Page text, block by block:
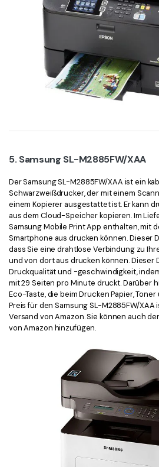
5. Samsung SL-M2885FW/XAA
Der Samsung SL-M2885FW/XAA ist ein
Schwarzweißdrucker, der mit einem
einem Kopierer ausgestattet ist. Er kann
aus dem Cloud-Speicher kopieren. Im
Samsung Mobile Print App enthalten, mit
Smartphone aus drucken können. Dieser
dass Sie eine drahtlose Verbindung zu
und von dort aus drucken können. Dieser
Druckqualität und -geschwindigkeit,
mit 29 Seiten pro Minute druckt. Darüber
Eco-Taste, die beim Drucken Papier,
Preis für den Samsung SL-M2885FW/XAA
Versand von Amazon. Sie können auch
von Amazon hinzufügen.